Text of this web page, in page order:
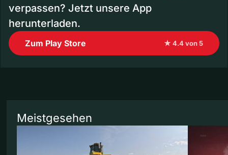
verpassen? Jetzt unsere App
herunterladen.
Zum Play Store ★ 4.4 von 5
Meistgesehen